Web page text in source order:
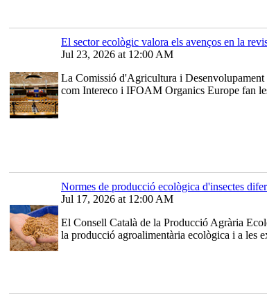
El sector ecològic valora els avenços en la
Jul 23, 2026 at 12:00 AM
La Comissió d'Agricultura i Desenvolupament
com Intereco i IFOAM Organics Europe fan
Normes de producció ecològica d'insectes
Jul 17, 2026 at 12:00 AM
El Consell Català de la Producció Agrària
la producció agroalimentària ecològica i a les